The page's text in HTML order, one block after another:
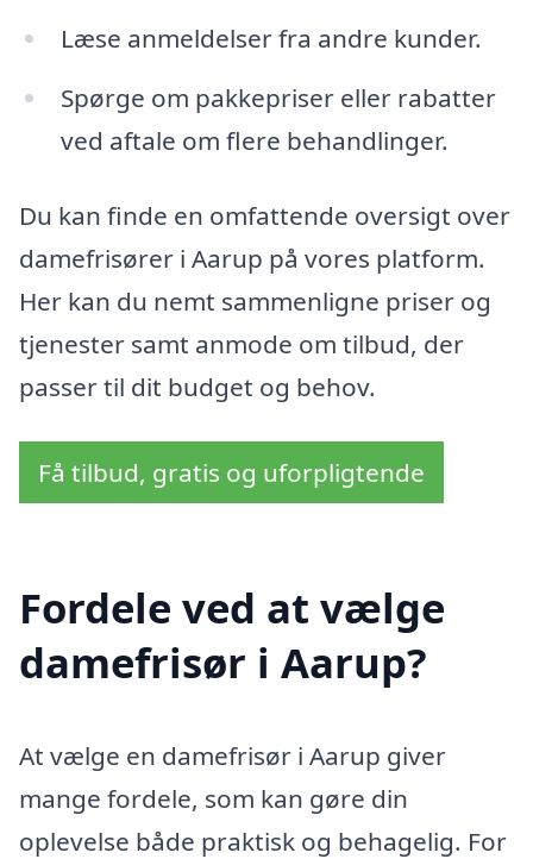
Læse anmeldelser fra andre kunder.
Spørge om pakkepriser eller rabatter
ved aftale om flere behandlinger.
Du kan finde en omfattende oversigt over
damefrisører i Aarup på vores platform.
Her kan du nemt sammenligne priser og
tjenester samt anmode om tilbud, der
passer til dit budget og behov.
Få tilbud, gratis og uforpligtende
Fordele ved at vælge
damefrisør i Aarup?
At vælge en damefrisør i Aarup giver
mange fordele, som kan gøre din
oplevelse både praktisk og behagelig. For